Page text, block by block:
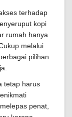
terhadap
kopi
rumah hanya
melalui
pilihan
tetap harus
penat,